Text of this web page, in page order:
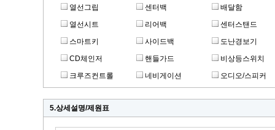
열선그립
센터백
배달함
열선시트
리어백
센터스탠드
스마트키
사이드백
도난경보기
CD체인저
핸들가드
비상등스위치
크루즈컨트롤
네비게이션 오디오/스피커
5.상세설명/제원표